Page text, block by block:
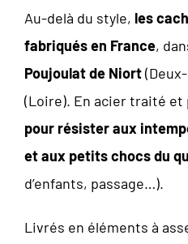
Au-delà du style, les
fabriqués en France,
Poujoulat de Niort
(Loire). En acier traité
pour résister aux
et aux petits chocs du
d’enfants, passage…).
Livrés en éléments à